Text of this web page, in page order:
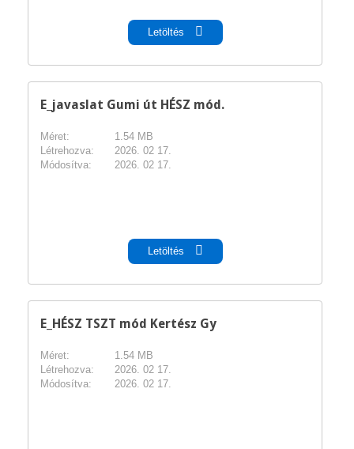
Letöltés
E_javaslat Gumi út HÉSZ mód.
Méret:
1.54 MB
Létrehozva:
2026. 02 17.
Módosítva:
2026. 02 17.
Letöltés
E_HÉSZ TSZT mód Kertész Gy
Méret:
1.54 MB
Létrehozva:
2026. 02 17.
Módosítva:
2026. 02 17.